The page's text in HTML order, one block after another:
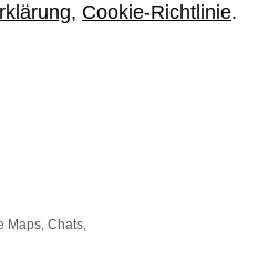
Montag
, Cookie-Richtlinie.
Maps, Chats,